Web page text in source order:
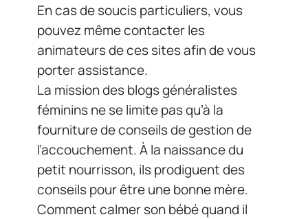
En cas de soucis particuliers, vous
pouvez même contacter les
animateurs de ces sites afin de vous
porter assistance.
La mission des blogs généralistes
féminins ne se limite pas qu’à la
fourniture de conseils de gestion de
l’accouchement. À la naissance du
petit nourrisson, ils prodiguent des
conseils pour être une bonne mère.
Comment calmer son bébé quand il